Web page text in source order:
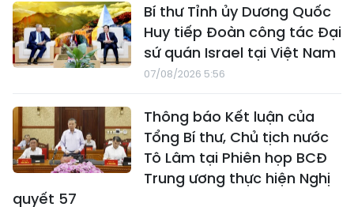
Bí thư Tỉnh ủy Dương Quốc
Huy tiếp Đoàn công tác Đại
sứ quán Israel tại Việt Nam
07/08/2026 5:56
Thông báo Kết luận của
Tổng Bí thư, Chủ tịch nước
Tô Lâm tại Phiên họp BCĐ
Trung ương thực hiện Nghị
quyết 57